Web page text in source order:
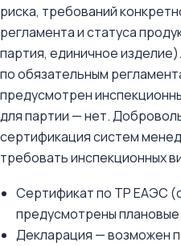
риска, требований
регламента и статуса
партия, единичное
по обязательным
предусмотрен
для партии — нет.
сертификация систем
требовать инспекционных
Сертификат по ТР ЕАЭС
предусмотрены
Декларация — возможен